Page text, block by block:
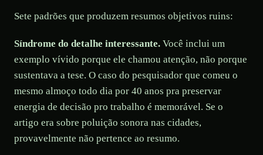
Sete padrões que produzem resumos objetivos ruins:
Síndrome do detalhe interessante. Você inclui um
exemplo vívido porque ele chamou atenção, não porque
sustentava a tese. O caso do pesquisador que comeu o
mesmo almoço todo dia por 40 anos pra preservar
energia de decisão pro trabalho é memorável. Se o
artigo era sobre poluição sonora nas cidades,
provavelmente não pertence ao resumo.